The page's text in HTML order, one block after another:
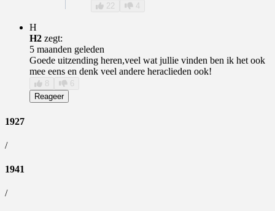
22 4
H
H2 zegt:
5 maanden geleden
Goede uitzending heren,veel wat jullie vinden ben ik het ook
mee eens en denk veel andere heraclieden ook!
8
6
Reageer
1927
/
1941
/